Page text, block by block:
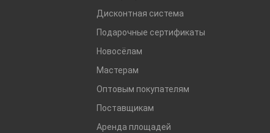
Дисконтная система
Подарочные сертификаты
Новосёлам
Мастерам
Оптовым покупателям
Поставщикам
Аренда площадей